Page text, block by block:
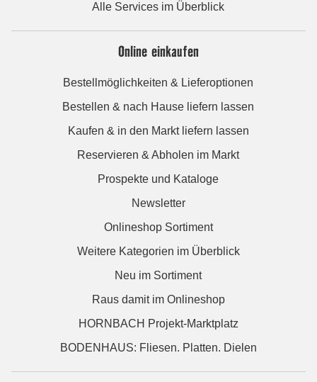
Alle Services im Überblick
Online einkaufen
Bestellmöglichkeiten & Lieferoptionen
Bestellen & nach Hause liefern lassen
Kaufen & in den Markt liefern lassen
Reservieren & Abholen im Markt
Prospekte und Kataloge
Newsletter
Onlineshop Sortiment
Weitere Kategorien im Überblick
Neu im Sortiment
Raus damit im Onlineshop
HORNBACH Projekt-Marktplatz
BODENHAUS: Fliesen. Platten. Dielen